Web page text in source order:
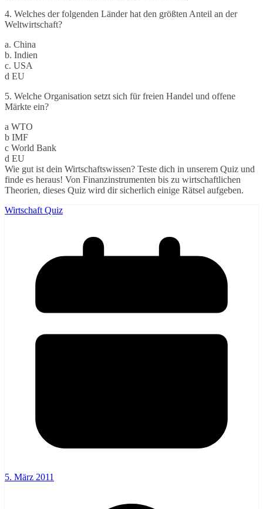
4. Welches der folgenden Länder hat den größten Anteil an der
Weltwirtschaft?
a. China
b. Indien
c. USA
d EU
5. Welche Organisation setzt sich für freien Handel und offene
Märkte ein?
a WTO
b IMF
c World Bank
d EU
Wie gut ist dein Wirtschaftswissen? Teste dich in unserem Quiz und
finde es heraus! Von Finanzinstrumenten bis zu wirtschaftlichen
Theorien, dieses Quiz wird dir sicherlich einige Rätsel aufgeben.
Wirtschaft Quiz
5. März 2011